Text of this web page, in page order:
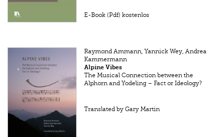
E-Book (Pdf) kostenlos
Raymond Ammann, Yannick Wey, Andrea
Kammermann
Alpine Vibes
The Musical Connection between the
Alphorn and Yodeling – Fact or Ideology?
Translated by Gary Martin